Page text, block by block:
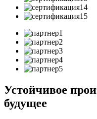
Устойчивое
будущее